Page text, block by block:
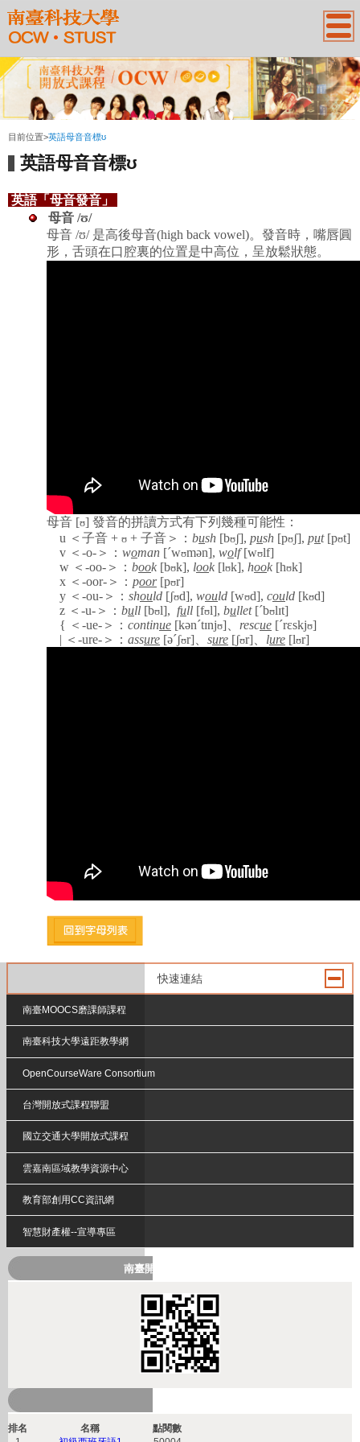
:::
目前位置>英語母音音標ʊ
英語母音音標ʊ
英語「母音發音」
母音 /ʊ/
母音 /ʊ/ 是高後母音(high back vowel)。 發音時， 嘴唇圓
形 ，舌頭在口腔裏的位置是中高位，呈放鬆狀態。
母音 [ʊ] 發音的拼讀方式有下列幾種可能性：
u ＜子音 + ʊ + 子音＞： bush [bʊʃ], push [pʊʃ], put [pʊt]
v ＜ -o- ＞： woman [´wʊmən], wolf[wʊlf]
w ＜ -oo- ＞： book [bʊk], look [lʊk], hook [hʊk]
x ＜ -oor- ＞： poor [pʊr]
y ＜ -ou- ＞： should [ʃʊd], would [wʊd], could [kʊd]
z ＜ -u- ＞： bull [bʊl], full [fʊl], bullet[´bʊlɪt]
{ ＜ -ue- ＞： continue [kən´tɪnjʊ] rescue [´rɛskjʊ]
| ＜ -ure- ＞： assure [ə´ʃʊr] sure [ʃʊr] lure [lʊr]
快速連結
南臺MOOCS磨課師課程
南臺科技大學遠距教學網
OpenCourseWare Consortium
台灣開放式課程聯盟
國立交通大學開放式課程
雲嘉南區域教學資源中心
教育部創用CC資訊網
智慧財產權--宣導專區
南臺開放式課程QRcode
排名 名稱
點閱數